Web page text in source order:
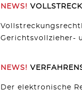
NEWS!
Gerichtsvollzieher-
NEWS!
Der elektronische